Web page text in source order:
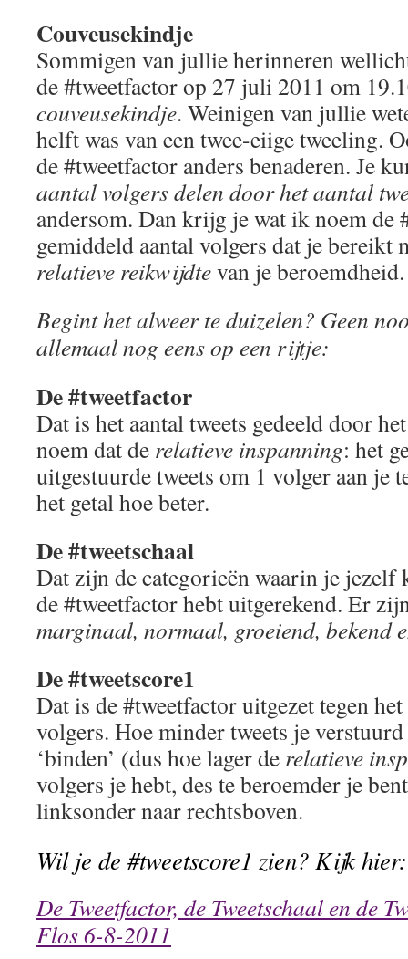
Couveusekindje
Sommigen van jullie herinneren
de #tweetfactor op 27 juli 2011 om
couveusekindje. Weinigen van jullie
helft was van een twee-eiige tweeling.
de #tweetfactor anders benaderen. Je
aantal volgers delen door het aantal
andersom. Dan krijg je wat ik noem de
gemiddeld aantal volgers dat je bereikt
relatieve reikwijdtevan je beroemdheid.
Begint het alweer te duizelen? Geen
allemaal nog eens op een rijtje:
De #tweetfactor
Dat is het aantal tweets gedeeld door
noem dat de relatieve inspanning: het
uitgestuurde tweets om 1 volger aan je
het getal hoe beter.
De #tweetschaal
Dat zijn de categorieën waarin je jezelf
de #tweetfactor hebt uitgerekend. Er
marginaal, normaal, groeiend, bekend
De #tweetscore1
Dat is de #tweetfactor uitgezet tegen
volgers. Hoe minder tweets je
‘binden’ (dus hoe lager de relatieve
volgers je hebt, des te beroemder je
linksonder naar rechtsboven.
Wil je de #tweetscore1 zien? Kijk hier:
De Tweetfactor, de Tweetschaal en de
Flos 6-8-2011